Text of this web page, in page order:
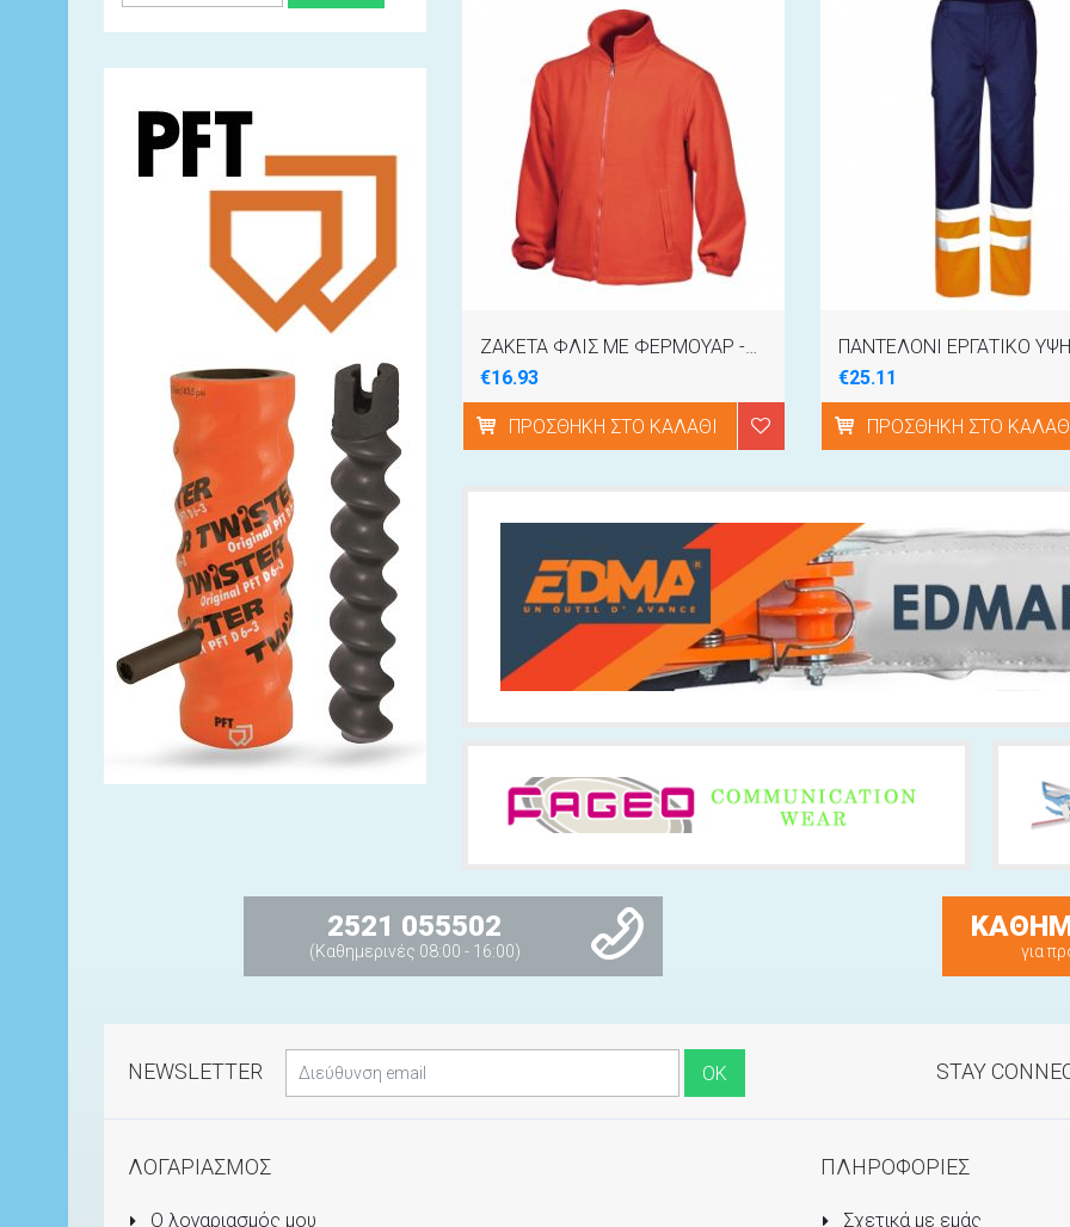
€16.93
ΠΡΟΣΘΉΚΗ ΣΤΟ ΚΑΛΆΘΙ
€25.11
ΠΡΟΣΘΉΚΗ ΣΤΟ
2521 055502
(Καθημερινές 08:00 - 16:00) για
NEWSLETTER STAY
ΛΟΓΑΡΙΑΣΜΟΣ
Ο λογαριασμός μου
ΠΛΗΡΟΦΟΡΙΕΣ
Σχετικά με εμάς